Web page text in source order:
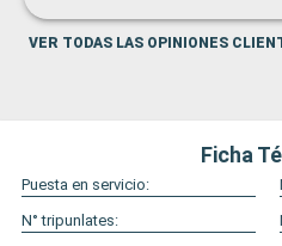
VER TODAS LAS OPINIONES
Ficha
Puesta en servicio:
N° tripunlates: